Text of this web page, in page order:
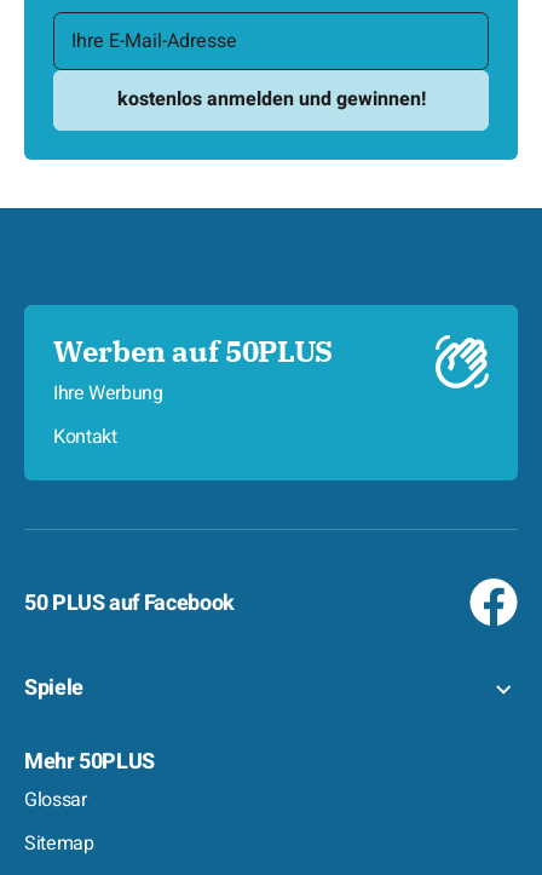
Werben auf 50PLUS
Ihre Werbung
Kontakt
50 PLUS auf Facebook
Spiele
Mehr 50PLUS
Glossar
Sitemap